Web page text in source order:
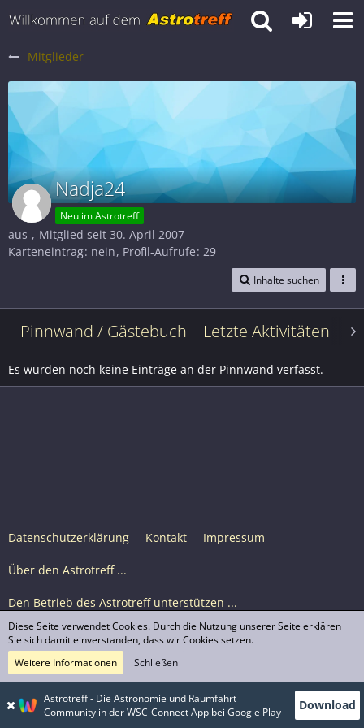
Mitglieder
Nadja24
Neu im Astrotreff
aus
Mitglied seit 30. April 2007
Karteneintrag nein Profil-Aufrufe 29
Inhalte suchen
Pinnwand / Gästebuch Letzte Aktivitäten
Es wurden noch keine Einträge an der Pinnwand verfasst.
Datenschutzerklärung Kontakt Impressum
Über den Astrotreff ...
Den Betrieb des Astrotreff unterstützen ...
Nutzungsbedingungen
© Astrotreff 2001-2026, lizenziert unter CC BY-SA,
sofern für einzelne Inhalte nicht anders angegeben
Astrotreff - Die Astronomie und Raumfahrt
Community in der WSC-Connect App bei Google Play
Download
Diese Seite verwendet Cookies. Durch die Nutzung unserer Seite erklären
Sie sich damit einverstanden, dass wir Cookies setzen.
Weitere Informationen
Schließen